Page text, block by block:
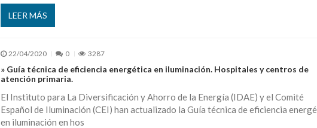
LEER MÁS
22/04/2020 0 3287
» Guía técnica de eficiencia energética en iluminación. Hospitales y centros de
atención primaria.
El Instituto para La Diversificación y Ahorro de la Energía (IDAE) y el Comité
Español de Iluminación (CEI) han actualizado la Guía técnica de eficiencia
en iluminación en hos